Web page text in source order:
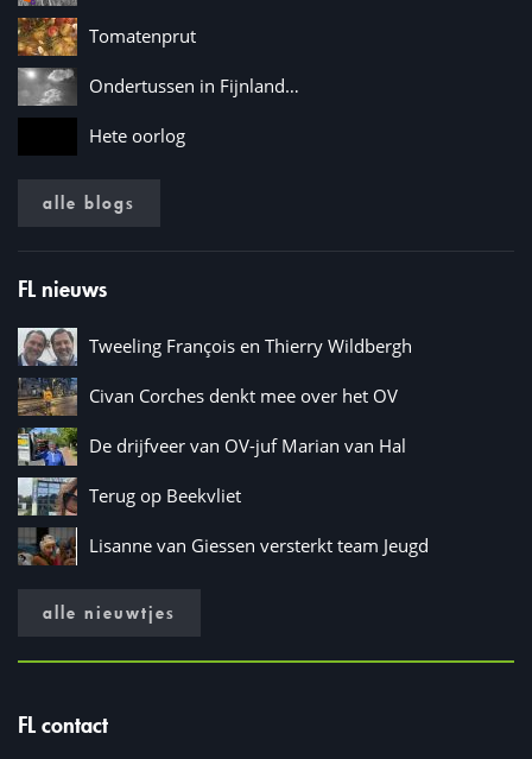
Tomatenprut
Ondertussen in Fijnland…
Hete oorlog
alle blogs
FL nieuws
Tweeling François en Thierry Wildbergh
Civan Corches denkt mee over het OV
De drijfveer van OV-juf Marian van Hal
Terug op Beekvliet
Lisanne van Giessen versterkt team Jeugd
alle nieuwtjes
FL contact